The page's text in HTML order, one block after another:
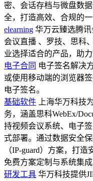
密、会话存档与微盘数
全，打造高效、合规的
elearning 华万云臻选腾讯
会议直播 、罗技、思科
业选择适合的产品，助力
电子合同 电子签名解决
或使用移动端的浏览器
电子签名。
基础软件
上海华万科技
务，涵盖思科WebEx/
持视频会议系统、电子
式部署。通过数据安全
（IP-guard）方案，打
免费方案定制与系统集成
研发工具 华万科技提供